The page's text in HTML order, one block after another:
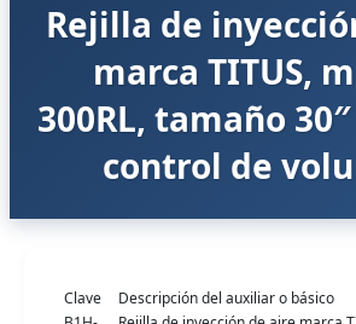
Rejilla de
marca TITUS,
300RL, tamaño
control de
Clave Descripción del auxiliar o básico